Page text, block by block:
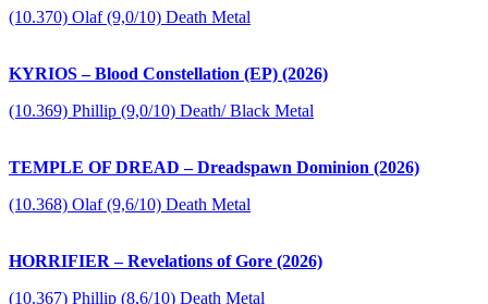
(10.370) Olaf (9,0/10) Death Metal
KYRIOS – Blood Constellation (EP) (2026)
(10.369) Phillip (9,0/10) Death/ Black Metal
TEMPLE OF DREAD – Dreadspawn Dominion (2026)
(10.368) Olaf (9,6/10) Death Metal
HORRIFIER – Revelations of Gore (2026)
(10.367) Phillip (8,6/10) Death Metal